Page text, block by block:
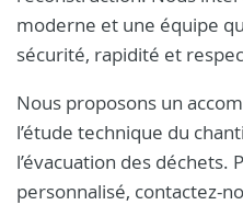
moderne et une équipe
sécurité, rapidité et
Nous proposons un
l’étude technique du
l’évacuation des déchets.
personnalisé, contactez-